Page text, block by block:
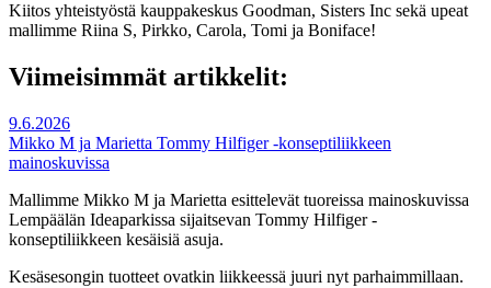
Kiitos yhteistyöstä kauppakeskus Goodman, Sisters Inc sekä upeat
mallimme Riina S, Pirkko, Carola, Tomi ja Boniface!
Viimeisimmät artikkelit:
9.6.2026
Mikko M ja Marietta Tommy Hilfiger -konseptiliikkeen
mainoskuvissa
Mallimme Mikko M ja Marietta esittelevät tuoreissa mainoskuvissa
Lempäälän Ideaparkissa sijaitsevan Tommy Hilfiger -
konseptiliikkeen kesäisiä asuja.
Kesäsesongin tuotteet ovatkin liikkeessä juuri nyt parhaimmillaan.